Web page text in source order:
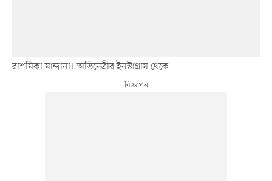
রাশমিকা মান্দানা। অভিনেত্রীর ইনস্টাগ্রাম থেকে